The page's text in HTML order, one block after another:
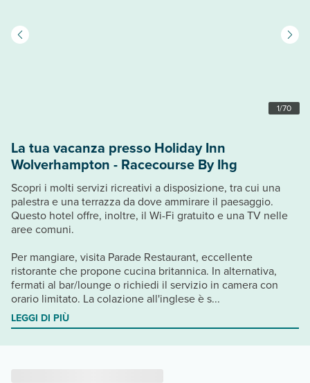
1/70
La tua vacanza presso Holiday Inn
Wolverhampton - Racecourse By Ihg
Scopri i molti servizi ricreativi a disposizione, tra cui una
palestra e una terrazza da dove ammirare il paesaggio.
Questo hotel offre, inoltre, il Wi-Fi gratuito e una TV nelle
aree comuni.
Per mangiare, visita Parade Restaurant, eccellente
ristorante che propone cucina britannica. In alternativa,
fermati al bar/lounge o richiedi il servizio in camera con
orario limitato. La colazione all'inglese è s...
LEGGI DI PIÙ